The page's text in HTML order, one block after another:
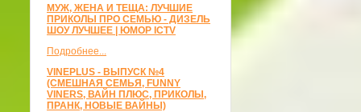
МУЖ, ЖЕНА И ТЕЩА: ЛУЧШИЕ
ПРИКОЛЫ ПРО СЕМЬЮ - ДИЗЕЛЬ
ШОУ ЛУЧШЕЕ | ЮМОР ICTV
Подробнее...
VINEPLUS - ВЫПУСК №4
(СМЕШНАЯ СЕМЬЯ, FUNNY
VINERS, ВАЙН ПЛЮС, ПРИКОЛЫ,
ПРАНК, НОВЫЕ ВАЙНЫ)